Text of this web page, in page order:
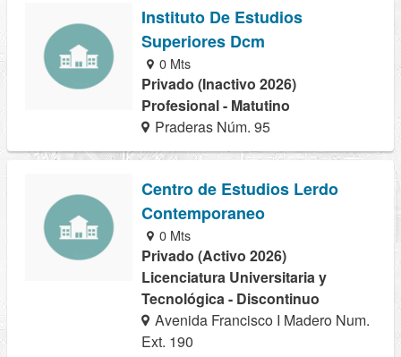
Instituto De Estudios
Superiores Dcm
0 Mts
Privado (Inactivo 2026)
Profesional - Matutino
Praderas Núm. 95
Centro de Estudios Lerdo
Contemporaneo
0 Mts
Privado (Activo 2026)
Licenciatura Universitaria y
Tecnológica - Discontinuo
Avenida Francisco I Madero Num.
Ext. 190